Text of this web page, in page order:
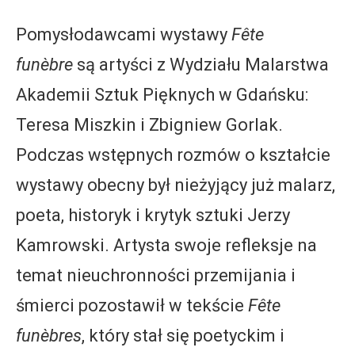
Pomysłodawcami wystawy Fête
funèbre są artyści z Wydziału Malarstwa
Akademii Sztuk Pięknych w Gdańsku:
Teresa Miszkin i Zbigniew Gorlak.
Podczas wstępnych rozmów o kształcie
wystawy obecny był nieżyjący już malarz,
poeta, historyk i krytyk sztuki Jerzy
Kamrowski. Artysta swoje refleksje na
temat nieuchronności przemijania i
śmierci pozostawił w tekście Fête
funèbres, który stał się poetyckim i